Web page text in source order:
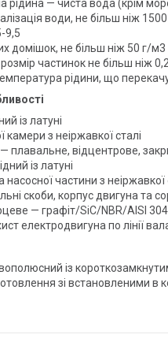
рідина — чиста вода (крім
води, не більш ніж
9,5
домішок, не більш ніж 50 г/м3
частинок не більш ніж
рідини, що
із латуні
камери з неіржавкої сталі
плавальне, відцентрове,
із латуні
насосної частини з неіржавкої
скоби, корпус двигуна та
— графіт/SiC/NBR/AISI 304
електродвигуна по лінії
із
зі встановленими в